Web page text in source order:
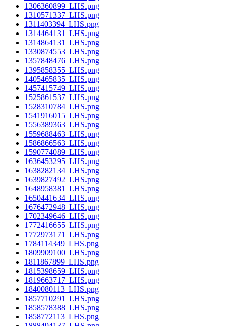
1306360899_LHS.png
1310571337_LHS.png
1311403394_LHS.png
1314464131_LHS.png
1314864131_LHS.png
1330874553_LHS.png
1357848476_LHS.png
1395858355_LHS.png
1405465835_LHS.png
1457415749_LHS.png
1525861537_LHS.png
1528310784_LHS.png
1541916015_LHS.png
1556389363_LHS.png
1559688463_LHS.png
1586866563_LHS.png
1590774089_LHS.png
1636453295_LHS.png
1638282134_LHS.png
1639827492_LHS.png
1648958381_LHS.png
1650441634_LHS.png
1676472948_LHS.png
1702349646_LHS.png
1772416655_LHS.png
1772973171_LHS.png
1784114349_LHS.png
1809909100_LHS.png
1811867899_LHS.png
1815398659_LHS.png
1819663717_LHS.png
1840080113_LHS.png
1857710291_LHS.png
1858578388_LHS.png
1858772113_LHS.png